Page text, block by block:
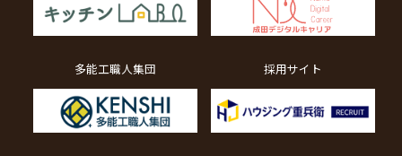
多能工職人集団 採用サイト